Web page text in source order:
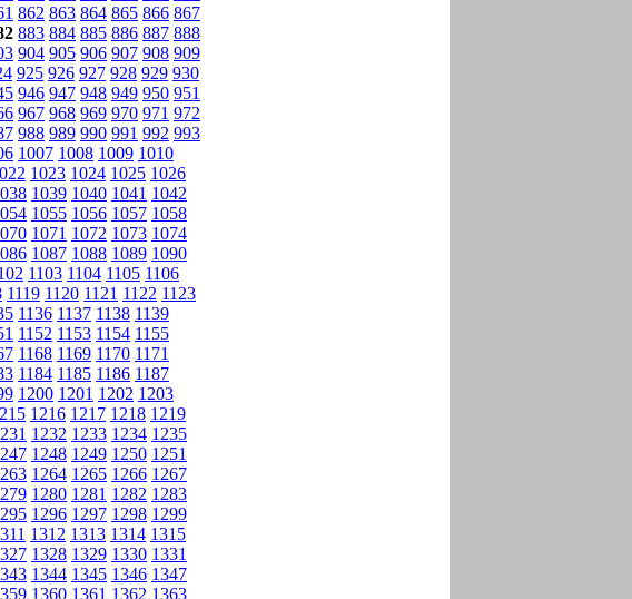
862 863 864 865 866 867
883 884 885 886 887 888
904 905 906 907 908 909
925 926 927 928 929 930
946 947 948 949 950 951
967 968 969 970 971 972
988 989 990 991 992 993
1007 1008 1009 1010
1023 1024 1025 1026
1039 1040 1041 1042
1055 1056 1057 1058
1071 1072 1073 1074
1087 1088 1089 1090
1103 1104 1105 1106
1119 1120 1121 1122 1123
1136 1137 1138 1139
1152 1153 1154 1155
1168 1169 1170 1171
1184 1185 1186 1187
1200 1201 1202 1203
1216 1217 1218 1219
1232 1233 1234 1235
1248 1249 1250 1251
1264 1265 1266 1267
1280 1281 1282 1283
1296 1297 1298 1299
1312 1313 1314 1315
1328 1329 1330 1331
1344 1345 1346 1347
1360 1361 1362 1363